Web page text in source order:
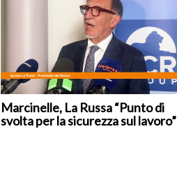
Marcinelle, La Russa “Punto di
svolta per la sicurezza sul lavoro”